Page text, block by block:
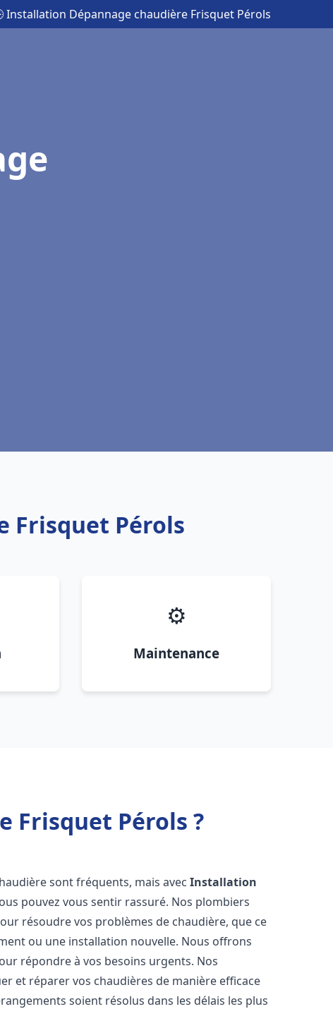
Installation Dépannage chaudière Frisquet Pérols
Frisquet Pérols
⚙️
Maintenance
Frisquet Pérols ?
sont fréquents, mais avecInstallation
pouvez vous sentir rassuré. Nos plombiers
résoudre vos problèmes de chaudière, que ce
ou une installation nouvelle. Nous offrons
répondre à vos besoins urgents. Nos
et réparer vos chaudières de manière efficace
soient résolus dans les délais les plus